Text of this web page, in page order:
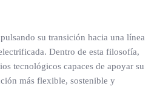
su transición hacia una línea
Dentro de esta filosofía,
tecnológicos capaces de apoyar su
más flexible, sostenible y